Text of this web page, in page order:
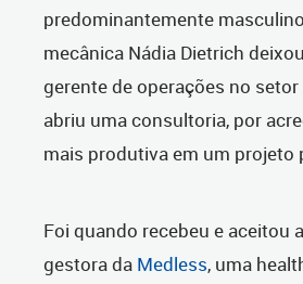
predominantemente
mecânica Nádia Dietrich
gerente de operações no setor
abriu uma consultoria, por
mais produtiva em um projeto
Foi quando recebeu e aceitou
gestora da Medless, uma